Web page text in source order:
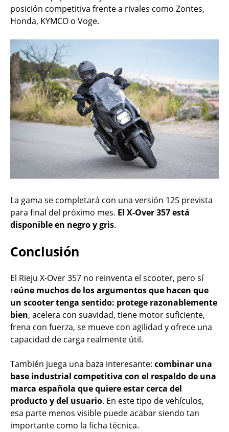
posición competitiva frente a rivales como Zontes,
Honda, KYMCO o Voge.
La gama se completará con una versión 125 prevista
para final del próximo mes. El X-Over 357 está
disponible en negro y gris.
Conclusión
El Rieju X-Over 357 no reinventa el scooter, pero sí
reúne muchos de los argumentos que hacen que
un scooter tenga sentido: protege razonablemente
bien, acelera con suavidad, tiene motor suficiente,
frena con fuerza, se mueve con agilidad y ofrece una
capacidad de carga realmente útil.
También juega una baza interesante: combinar una
base industrial competitiva con el respaldo de una
marca española que quiere estar cerca del
producto y del usuario. En este tipo de vehículos,
esa parte menos visible puede acabar siendo tan
importante como la ficha técnica.